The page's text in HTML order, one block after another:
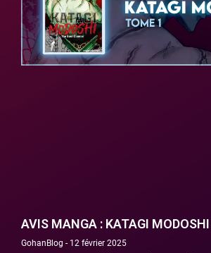
AVIS MANGA : KATAGI
GohanBlog 12 février 2025